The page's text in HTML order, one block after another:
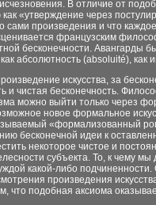
В отличие от
«утверждение через
сами произведения и что
французским
бесконечности. Авангарды
абсолютность (absoluité), как
искусства, за
и чистая бесконечность.
можно выйти только через
новое формальное
«формализованный
бесконечной идеи к
некоторое чистое и
субъекта. То, к чему
какой-либо
произведения
что подобная аксиома